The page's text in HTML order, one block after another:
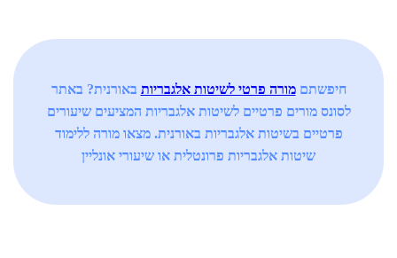
חיפשתםמורה פרטי לשיטות אלגבריות באורנית? באתר
לסונס מורים פרטיים לשיטות אלגבריות המציעים שיעורים
פרטיים בשיטות אלגבריות באורנית. מצאו מורה ללימוד
שיטות אלגבריות פרונטלית או שיעורי אונליין